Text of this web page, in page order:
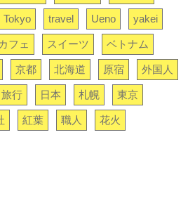
Tokyo travel Ueno yakei
カフェ スイーツ ベトナム
京都 北海道 原宿 外国人
旅行 日本 札幌 東京
紅葉 職人 花火